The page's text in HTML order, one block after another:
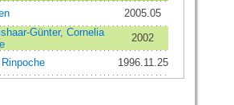
2005.05
Günter, Cornelia
2002
1996.11.25